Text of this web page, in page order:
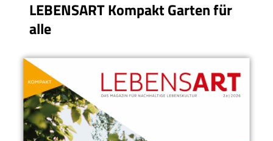
LEBENSART Kompakt Garten für
alle